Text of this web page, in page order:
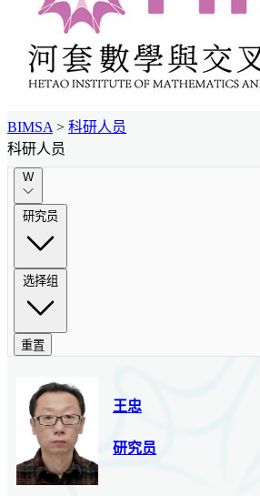
BIMSA > 科研人员
科研人员
W
研究员
选择组
重置
王忠
研究员